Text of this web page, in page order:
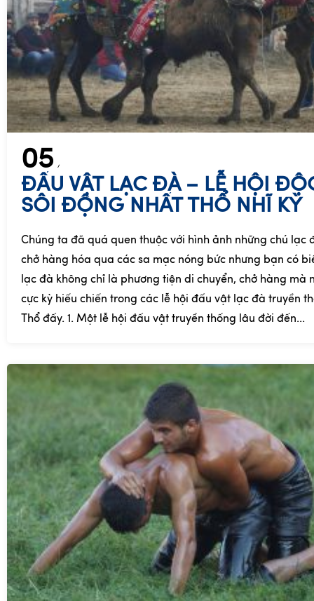
05
ĐẤU VẬT LẠC ĐÀ – LỄ HỘI
SÔI ĐỘNG NHẤT THỔ NHĨ KỲ
Chúng ta đã quá quen thuộc với hình ảnh những chú lạc
chở hàng hóa qua các sa mạc nóng bức nhưng bạn có
lạc đà không chỉ là phương tiện di chuyển, chở hàng mà
cực kỳ hiếu chiến trong các lễ hội đấu vật lạc đà truyền
Thổ đấy. 1. Một lễ hội đấu vật truyền thống lâu đời đến...